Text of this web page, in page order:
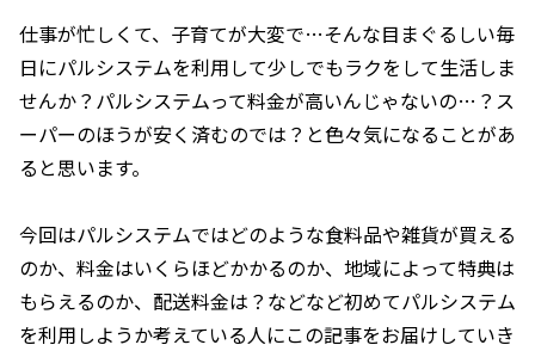
仕事が忙しくて、子育てが大変で…そんな目まぐるしい毎
日にパルシステムを利用して少しでもラクをして生活しま
せんか？パルシステムって料金が高いんじゃないの…？ス
ーパーのほうが安く済むのでは？と色々気になることがあ
ると思います。
今回はパルシステムではどのような食料品や雑貨が買える
のか、料金はいくらほどかかるのか、地域によって特典は
もらえるのか、配送料金は？などなど初めてパルシステム
を利用しようか考えている人にこの記事をお届けしていき